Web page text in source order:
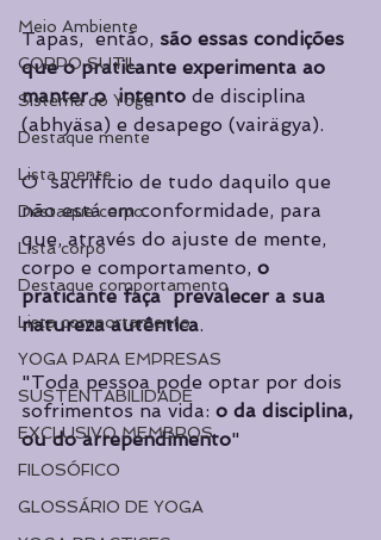
Meio Ambiente
CORPO SUTIL
Sistema do Yoga
Destaque mente
Lista mente
Destaque corpo
Lista corpo
Destaque comportamento
Lista comportamento
YOGA PARA EMPRESAS
SUSTENTABILIDADE
EXCLUSIVO MEMBROS
FILOSÓFICO
GLOSSÁRIO DE YOGA
Tapas,  então, são essas condições
que o praticante experimenta ao
manter o  intento de disciplina
(abhyäsa) e desapego (vairägya).
O  sacrifício de tudo daquilo que
não está em conformidade, para
que, através do ajuste de mente,
corpo e comportamento, o
praticante faça  prevalecer a sua
natureza autêntica.
"Toda pessoa pode optar por dois
sofrimentos na vida: o da disciplina,
ou do arrependimento"